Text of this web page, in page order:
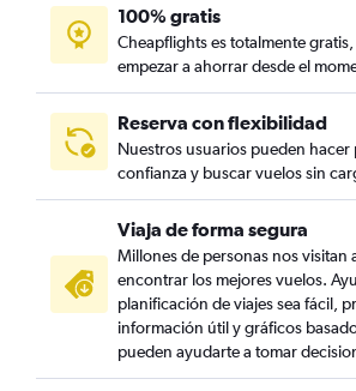
100% gratis
Cheapflights es totalmente
empezar a ahorrar desde el
Reserva con flexibilidad
Nuestros usuarios pueden hacer
confianza y buscar vuelos sin
Viaja de forma segura
Millones de personas nos visitan
encontrar los mejores vuelos.
planificación de viajes sea fácil,
información útil y gráficos
pueden ayudarte a tomar